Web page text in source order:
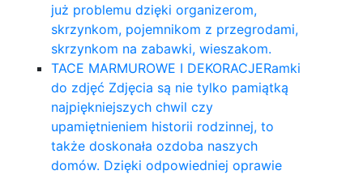
już problemu dzięki organizerom,
skrzynkom, pojemnikom z przegrodami,
skrzynkom na zabawki, wieszakom.
TACE MARMUROWE I DEKORACJERamki
do zdjęć Zdjęcia są nie tylko pamiątką
najpiękniejszych chwil czy
upamiętnieniem historii rodzinnej, to
także doskonała ozdoba naszych
domów. Dzięki odpowiedniej oprawie